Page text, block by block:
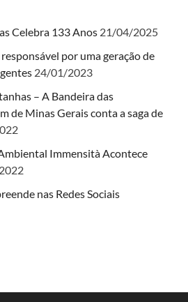
Celebra 133 Anos 21/04/2025
por uma geração de
24/01/2023
– A Bandeira das
de Minas Gerais conta a saga de
Immensità Acontece
nas Redes Sociais